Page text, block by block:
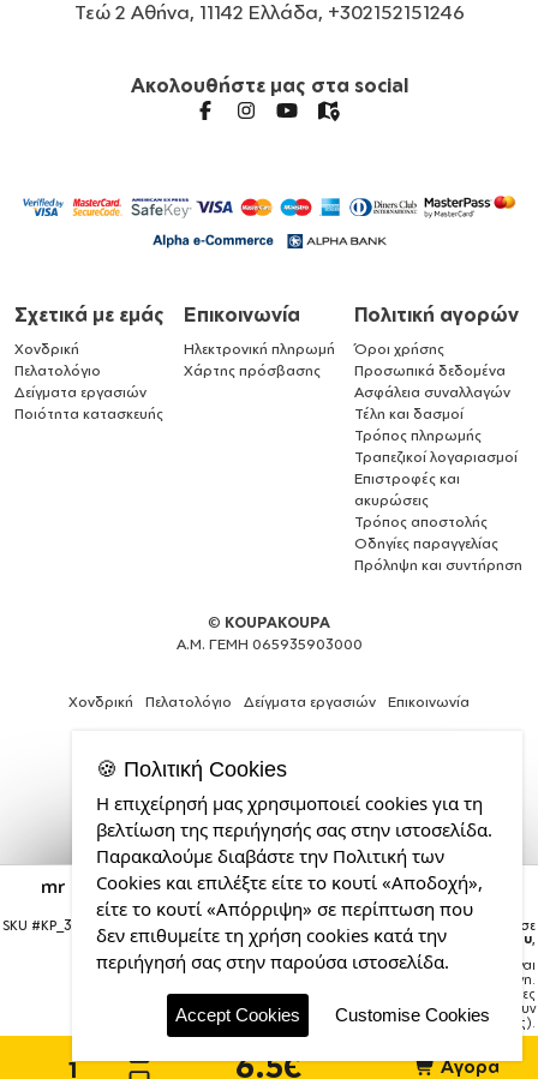
mr gingerbread, Στολίδι Χριστουγεννιάτικη μπάλα
δένδρου Πορτοκαλί 8cm
SKU #KP_3724_bauble-orange Η παραγγελία σας θα παραδοθεί σε
courier έως τηνΤρίτη 18 Αυγούστου,
Σημείωση:Η παράδοση στο courier είναι
εκτιμώμενη.
1–3 εργάσιμες
ημέρες (ενδέχεται να υπάρξουν
καθυστερήσεις).
6.5€ Αγορά
Τεώ 2 Αθήνα, 11142 Ελλάδα, +302152151246
Ακολουθήστε μας στα social
Σχετικά με εμάς
Χονδρική
Πελατολόγιο
Δείγματα εργασιών
Ποιότητα κατασκευής
Επικοινωνία
Ηλεκτρονική πληρωμή
Χάρτης πρόσβασης
Πολιτική αγορών
Όροι χρήσης
Προσωπικά δεδομένα
Ασφάλεια συναλλαγών
Τέλη και δασμοί
Τρόπος πληρωμής
Τραπεζικοί λογαριασμοί
Επιστροφές και
ακυρώσεις
Τρόπος αποστολής
Οδηγίες παραγγελίας
Πρόληψη και συντήρηση
© KOUPAKOUPA
Α.Μ. ΓΕΜΗ 065935903000
Χονδρική Πελατολόγιο Δείγματα εργασιών Επικοινωνία
Expert
Web
Development
Services
από
την
CDL.gr
🍪 Πολιτική Cookies
Η επιχείρησή μας χρησιμοποιεί cookies για τη
βελτίωση της περιήγησής σας στην ιστοσελίδα.
Παρακαλούμε διαβάστε την Πολιτική των
Cookies και επιλέξτε είτε το κουτί «Αποδοχή»,
είτε το κουτί «Απόρριψη» σε περίπτωση που
δεν επιθυμείτε τη χρήση cookies κατά την
περιήγησή σας στην παρούσα ιστοσελίδα.
Accept Cookies Customise Cookies